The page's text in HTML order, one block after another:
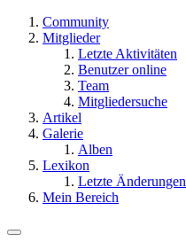
Community
Mitglieder
Letzte Aktivitäten
Benutzer online
Team
Mitgliedersuche
Artikel
Galerie
Alben
Lexikon
Letzte Änderungen
Mein Bereich